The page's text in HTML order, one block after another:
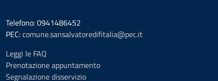
Telefono: 0941486452
PEC:comune.sansalvatoredifitalia@pec.it
Leggi le FAQ
Prenotazione appuntamento
Segnalazione disservizio